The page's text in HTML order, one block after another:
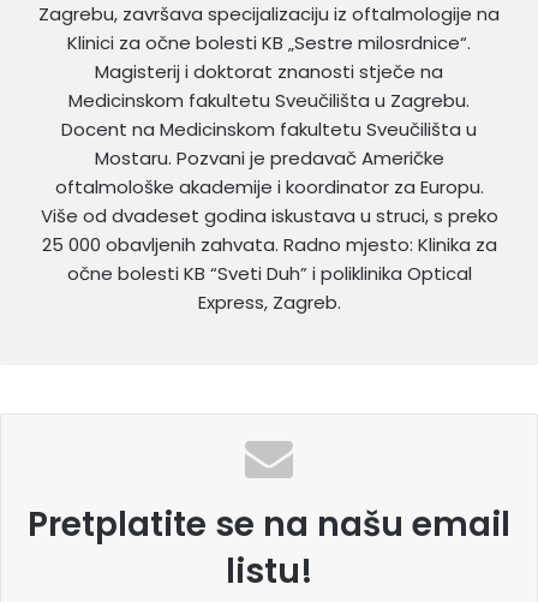
Zagrebu, završava specijalizaciju iz oftalmologije na
Klinici za očne bolesti KB „Sestre milosrdnice“.
Magisterij i doktorat znanosti stječe na
Medicinskom fakultetu Sveučilišta u Zagrebu.
Docent na Medicinskom fakultetu Sveučilišta u
Mostaru. Pozvani je predavač Američke
oftalmološke akademije i koordinator za Europu.
Više od dvadeset godina iskustava u struci, s preko
25 000 obavljenih zahvata. Radno mjesto: Klinika za
očne bolesti KB “Sveti Duh” i poliklinika Optical
Express, Zagreb.
Pretplatite se na našu email
listu!